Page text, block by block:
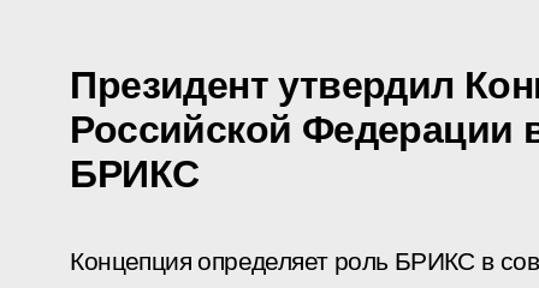
Президент утвердил
Российской Федерации
БРИКС
Концепция определяет роль БРИКС в